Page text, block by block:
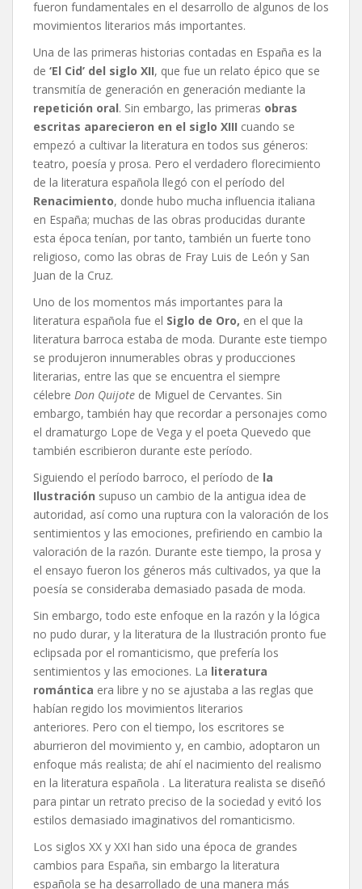
fueron fundamentales en el desarrollo de algunos de los
movimientos literarios más importantes.
Una de las primeras historias contadas en España es la
de ‘El Cid’ del siglo XII, que fue un relato épico que se
transmitía de generación en generación mediante la
repetición oral. Sin embargo, las primeras obras
escritas aparecieron en el siglo XIII cuando se
empezó a cultivar la literatura en todos sus géneros:
teatro, poesía y prosa. Pero el verdadero florecimiento
de la literatura española llegó con el período del
Renacimiento, donde hubo mucha influencia italiana
en España; muchas de las obras producidas durante
esta época tenían, por tanto, también un fuerte tono
religioso, como las obras de Fray Luis de León y San
Juan de la Cruz.
Uno de los momentos más importantes para la
literatura española fue el Siglo de Oro, en el que la
literatura barroca estaba de moda. Durante este tiempo
se produjeron innumerables obras y producciones
literarias, entre las que se encuentra el siempre
célebre Don Quijote de Miguel de Cervantes. Sin
embargo, también hay que recordar a personajes como
el dramaturgo Lope de Vega y el poeta Quevedo que
también escribieron durante este período.
Siguiendo el período barroco, el período de la
Ilustración supuso un cambio de la antigua idea de
autoridad, así como una ruptura con la valoración de los
sentimientos y las emociones, prefiriendo en cambio la
valoración de la razón. Durante este tiempo, la prosa y
el ensayo fueron los géneros más cultivados, ya que la
poesía se consideraba demasiado pasada de moda.
Sin embargo, todo este enfoque en la razón y la lógica
no pudo durar, y la literatura de la Ilustración pronto fue
eclipsada por el romanticismo, que prefería los
sentimientos y las emociones. La literatura
romántica era libre y no se ajustaba a las reglas que
habían regido los movimientos literarios
anteriores. Pero con el tiempo, los escritores se
aburrieron del movimiento y, en cambio, adoptaron un
enfoque más realista; de ahí el nacimiento del realismo
en la literatura española . La literatura realista se diseñó
para pintar un retrato preciso de la sociedad y evitó los
estilos demasiado imaginativos del romanticismo.
Los siglos XX y XXI han sido una época de grandes
cambios para España, sin embargo la literatura
española se ha desarrollado de una manera más